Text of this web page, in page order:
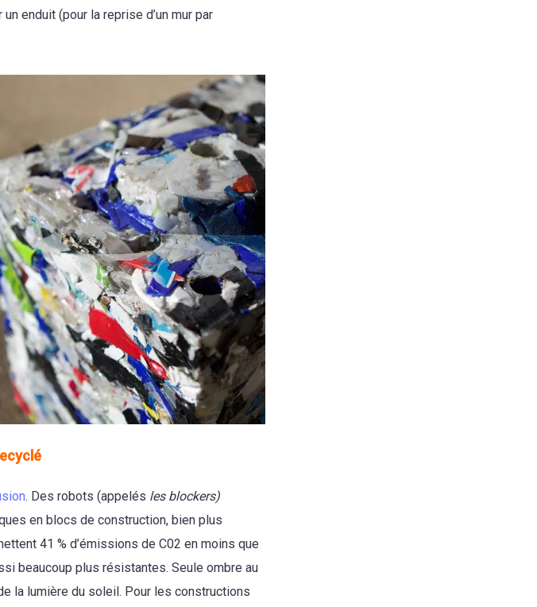
enduit (pour la reprise d’un mur par
. Des robots (appelés les blockers)
en blocs de construction, bien plus
41 % d’émissions de C02 en moins que
beaucoup plus résistantes. Seule ombre au
la lumière du soleil. Pour les constructions